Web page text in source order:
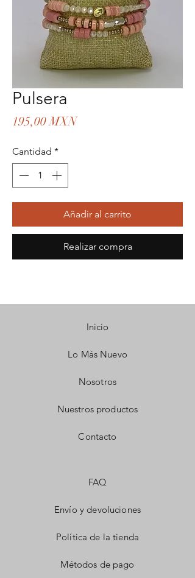
Pulsera
195,00 MXNPrecio
Cantidad *
Añadir al carrito
Realizar compra
Inicio
Lo Más Nuevo
Nosotros
Nuestros productos
Contacto
FAQ
Envío y devoluciones
Política de la tienda
Métodos de pago